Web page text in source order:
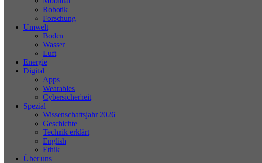
Robotik
Forschung
Umwelt
Boden
Wasser
Luft
Energie
Digital
Apps
Wearables
Cybersicherheit
Spezial
Wissenschaftsjahr 2026
Geschichte
Technik erklärt
English
Ethik
Über uns